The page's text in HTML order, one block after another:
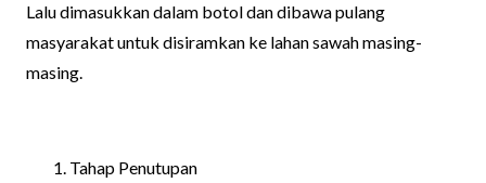
Lalu dimasukkan dalam botol dan dibawa pulang
masyarakat untuk disiramkan ke lahan sawah masing-
masing.
Tahap Penutupan